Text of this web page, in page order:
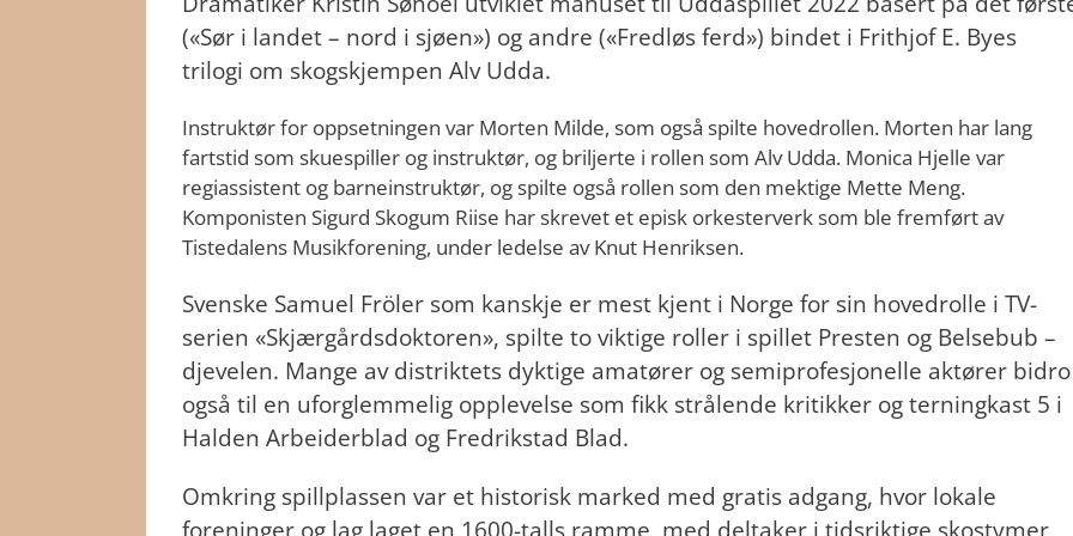
(«Sør i landet – nord i sjøen») og andre («Fredløs ferd») bindet i Frithjof E. Byes
trilogi om skogskjempen Alv Udda.
Instruktør for oppsetningen var Morten Milde, som også spilte hovedrollen. Morten har lang
fartstid som skuespiller og instruktør, og briljerte i rollen som Alv Udda. Monica Hjelle var
regiassistent og barneinstruktør, og spilte også rollen som den mektige Mette Meng.
Komponisten Sigurd Skogum Riise har skrevet et episk orkesterverk som ble fremført av
Tistedalens Musikforening, under ledelse av Knut Henriksen.
Svenske Samuel Fröler som kanskje er mest kjent i Norge for sin hovedrolle i TV-
serien «Skjærgårdsdoktoren», spilte to viktige roller i spillet Presten og Belsebub –
djevelen. Mange av distriktets dyktige amatører og semiprofesjonelle aktører bidro
også til en uforglemmelig opplevelse som fikk strålende kritikker og terningkast 5 i
Halden Arbeiderblad og Fredrikstad Blad.
Omkring spillplassen var et historisk marked med gratis adgang, hvor lokale
foreninger og lag laget en 1600-talls ramme, med deltaker i tidsriktige skostymer